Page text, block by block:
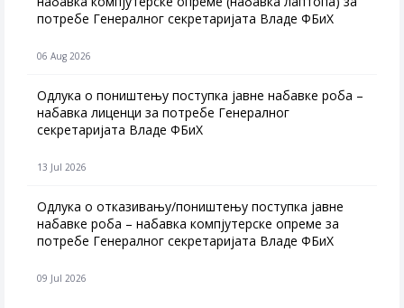
потребе Генералног секретаријата Владе ФБиХ
06 Aug 2026
Одлука о поништењу поступка јавне набавке роба –
набавка лиценци за потребе Генералног
секретаријата Владе ФБиХ
13 Jul 2026
Одлука о отказивању/поништењу поступка јавне
набавке роба – набавка компјутерске опреме за
потребе Генералног секретаријата Владе ФБиХ
09 Jul 2026